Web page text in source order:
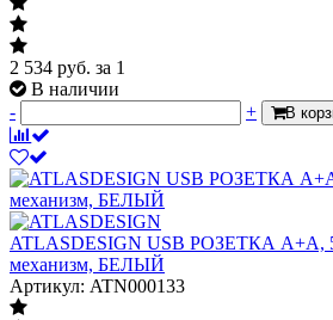
2 534 руб. за 1
В наличии
-
+ В
ATLASDESIGN USB РОЗЕТКА A+A,
механизм, БЕЛЫЙ
Артикул: ATN000133